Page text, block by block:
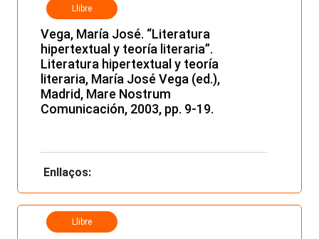
Llibre
Vega, María José. “Literatura
hipertextual y teoría literaria”.
Literatura hipertextual y teoría
literaria, María José Vega (ed.),
Madrid, Mare Nostrum
Comunicación, 2003, pp. 9-19.
Enllaços:
Llibre